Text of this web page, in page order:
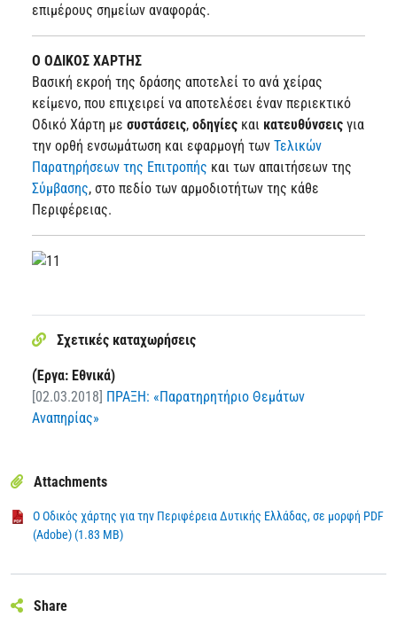
επιμέρους σημείων αναφοράς.
Ο ΟΔΙΚΟΣ ΧΑΡΤΗΣ
Βασική εκροή της δράσης αποτελεί το ανά χείρας
κείμενο, που επιχειρεί να αποτελέσει έναν περιεκτικό
Οδικό Χάρτη με συστάσεις, οδηγίες και κατευθύνσεις για
την ορθή ενσωμάτωση και εφαρμογή των Τελικών
Παρατηρήσεων της Επιτροπής και των απαιτήσεων της
Σύμβασης, στο πεδίο των αρμοδιοτήτων της κάθε
Περιφέρειας.
Σχετικές καταχωρήσεις
(Έργα: Εθνικά)
[02.03.2018] ΠΡΑΞΗ: «Παρατηρητήριο Θεμάτων
Αναπηρίας»
Attachments
Ο Οδικός χάρτης για την Περιφέρεια Δυτικής Ελλάδας, σε μορφή PDF
(Adobe) (1.83 MB)
Share